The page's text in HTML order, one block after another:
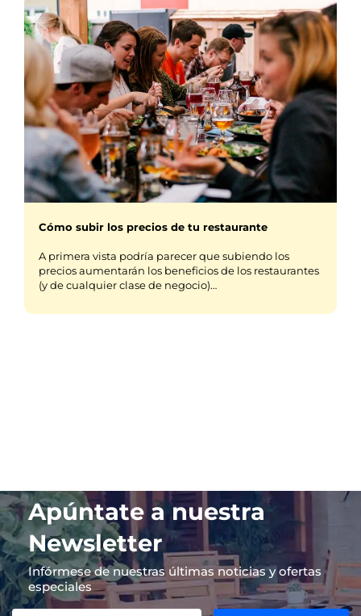
Cómo subir los precios de tu restaurante
A primera vista podría parecer que subiendo los
precios aumentarán los beneficios de los restaurantes
(y de cualquier clase de negocio)…
Apúntate a nuestra
Newsletter
Infórmese de nuestras últimas noticias y ofertas
especiales